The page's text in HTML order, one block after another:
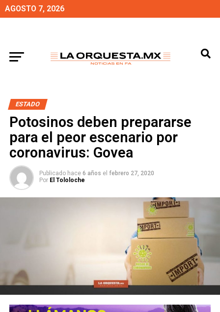
AGOSTO 7, 2026
ESTADO
Potosinos deben prepararse
para el peor escenario por
coronavirus: Govea
Publicado hace 6 años el febrero 27, 2020
Por El Tololoche